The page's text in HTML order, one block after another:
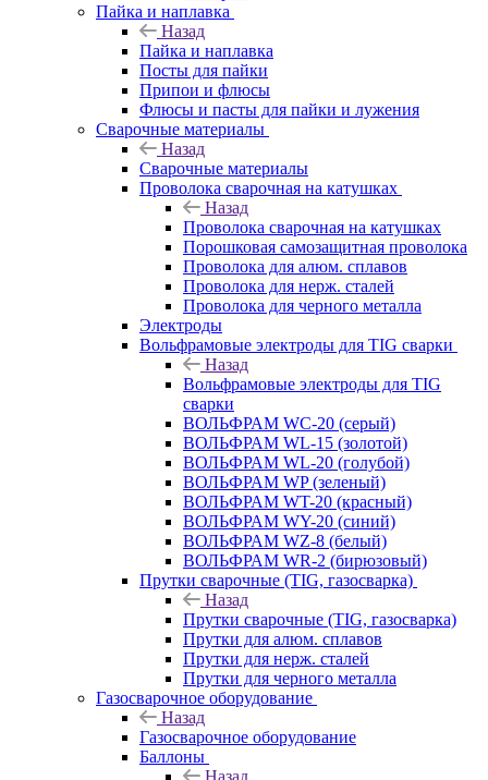
Пайка и наплавка
Назад
Пайка и наплавка
Посты для пайки
Припои и флюсы
Флюсы и пасты для пайки и лужения
Сварочные материалы
Назад
Сварочные материалы
Проволока сварочная на катушках
Назад
Проволока сварочная на катушках
Порошковая самозащитная проволока
Проволока для алюм. сплавов
Проволока для нерж. сталей
Проволока для черного металла
Электроды
Вольфрамовые электроды для TIG сварки
Назад
Вольфрамовые электроды для TIG
сварки
ВОЛЬФРАМ WC-20 (серый)
ВОЛЬФРАМ WL-15 (золотой)
ВОЛЬФРАМ WL-20 (голубой)
ВОЛЬФРАМ WP (зеленый)
ВОЛЬФРАМ WT-20 (красный)
ВОЛЬФРАМ WY-20 (синий)
ВОЛЬФРАМ WZ-8 (белый)
ВОЛЬФРАМ WR-2 (бирюзовый)
Прутки сварочные (TIG, газосварка)
Назад
Прутки сварочные (TIG, газосварка)
Прутки для алюм. сплавов
Прутки для нерж. сталей
Прутки для черного металла
Газосварочное оборудование
Назад
Газосварочное оборудование
Баллоны
Назад